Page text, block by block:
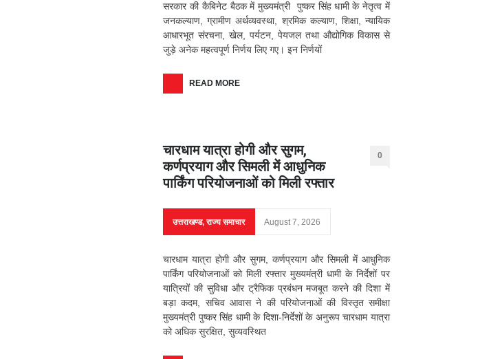
सरकार की कैबिनेट बैठक में मुख्यमंत्री पुष्कर सिंह धामी के नेतृत्व में
जनकल्याण, ग्रामीण अर्थव्यवस्था, श्रमिक कल्याण, शिक्षा, न्यायिक
आधारभूत संरचना, खेल, पर्यटन, पेयजल तथा औद्योगिक विकास से
जुड़े अनेक महत्वपूर्ण निर्णय लिए गए। इन निर्णयों
READ MORE
चारधाम यात्रा होगी और सुगम,
कर्णप्रयाग और सिमली में आधुनिक
पार्किंग परियोजनाओं को मिली रफ्तार
0
उत्तराखण्ड,राज्य समाचार August 7, 2026
चारधाम यात्रा होगी और सुगम, कर्णप्रयाग और सिमली में आधुनिक
पार्किंग परियोजनाओं को मिली रफ्तार मुख्यमंत्री धामी के निर्देशों पर
यात्रियों की सुविधा और ट्रैफिक प्रबंधन मजबूत करने की दिशा में
बड़ा कदम, सचिव आवास ने की परियोजनाओं की विस्तृत समीक्षा
मुख्यमंत्री पुष्कर सिंह धामी के दिशा-निर्देशों के अनुरूप चारधाम यात्रा
को अधिक सुरक्षित, सुव्यवस्थित